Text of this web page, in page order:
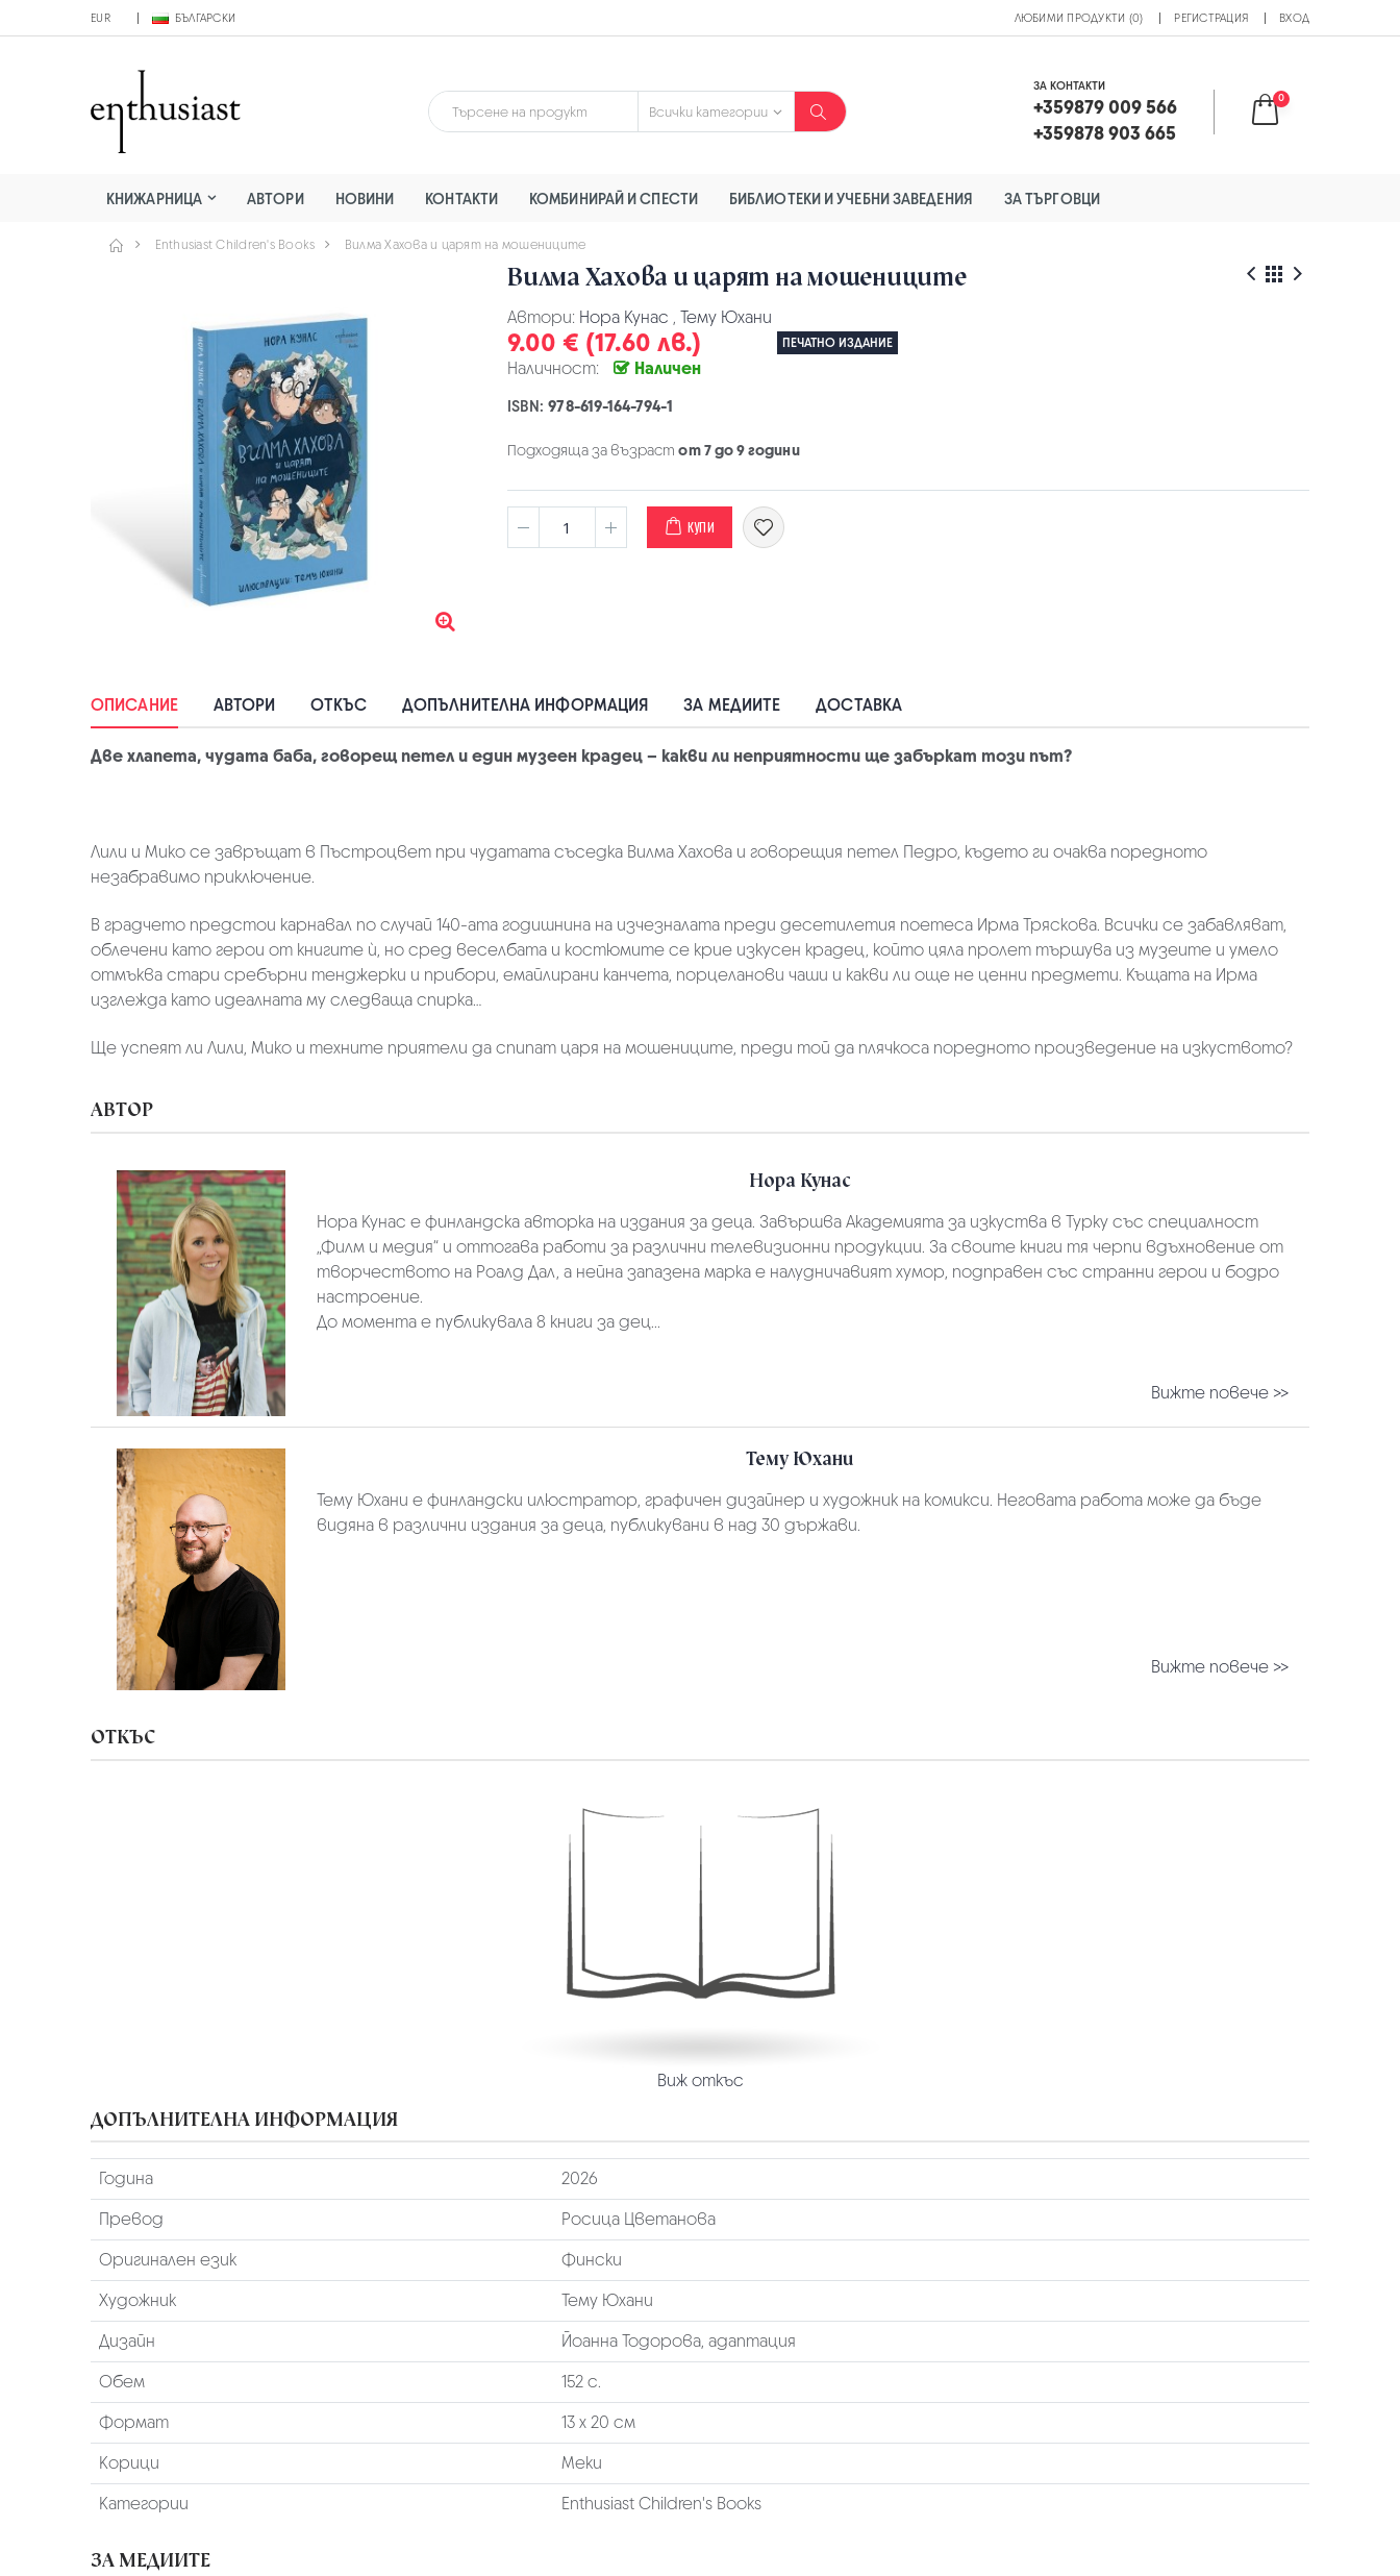
EUR БЪЛГАРСКИ ЛЮБИМИ ПРОДУКТИ (0) РЕГИСТРАЦИЯ ВХОД
ЗА КОНТАКТИ
+359879 009 566
+359878 903 665
0
КНИЖАРНИЦА АВТОРИ НОВИНИ КОНТАКТИ КОМБИНИРАЙ И СПЕСТИ БИБЛИОТЕКИ И УЧЕБНИ ЗАВЕДЕНИЯ ЗА ТЪРГОВЦИ
Enthusiast Children's Books Вилма Хахова и царят на мошениците
Вилма Хахова и царят на мошениците
Автори: Нора Кунас , Тему Юхани
9.00 € (17.60 лв.) ПЕЧАТНО ИЗДАНИЕ
Наличност: Наличен
ISBN:978-619-164-794-1
Подходяща за възрастот 7 до 9 години
КУПИ
ОПИСАНИЕ АВТОРИ ОТКЪС ДОПЪЛНИТЕЛНА ИНФОРМАЦИЯ ЗА МЕДИИТЕ ДОСТАВКА
Две хлапета, чудата баба, говорещ петел и един музеен крадец – какви ли неприятности ще забъркат този път?
Лили и Мико се завръщат в Пъстроцвет при чудатата съседка Вилма Хахова и говорещия петел Педро, където ги очаква поредното
незабравимо приключение.
В градчето предстои карнавал по случай 140-ата годишнина на изчезналата преди десетилетия поетеса Ирма Тряскова. Всички се забавляват,
облечени като герои от книгите ѝ, но сред веселбата и костюмите се крие изкусен крадец, който цяла пролет тършува из музеите и умело
отмъква стари сребърни тенджерки и прибори, емайлирани канчета, порцеланови чаши и какви ли още не ценни предмети. Къщата на Ирма
изглежда като идеалната му следваща спирка…
Ще успеят ли Лили, Мико и техните приятели да спипат царя на мошениците, преди той да плячкоса поредното произведение на изкуството?
АВТОР
Нора Кунас
Нора Кунас e финландска авторка на издания за деца. Завършва Академията за изкуства в Турку със специалност
„Филм и медия“ и оттогава работи за различни телевизионни продукции. За своите книги тя черпи вдъхновение от
творчеството на Роалд Дал, а нейна запазена марка е налудничавият хумор, подправен със странни герои и бодро
настроение.
До момента е публикувала 8 книги за дец...
Вижте повече >>
Тему Юхани
Тему Юхани е финландски илюстратор, графичен дизайнер и художник на комикси. Неговата работа може да бъде
видяна в различни издания за деца, публикувани в над 30 държави.
Вижте повече >>
ОТКЪС
Виж откъс
ДОПЪЛНИТЕЛНА ИНФОРМАЦИЯ
Година
2026
Превод
Росица Цветанова
Оригинален език
Фински
Художник
Тему Юхани
Дизайн
Йоанна Тодорова, адаптация
Обем
152 с.
Формат
13 х 20 см
Корици
Меки
Категории
Enthusiast Children's Books
ЗА МЕДИИТЕ